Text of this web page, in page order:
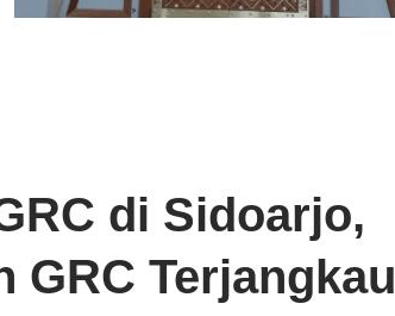
di Sidoarjo,
GRC Terjangkau